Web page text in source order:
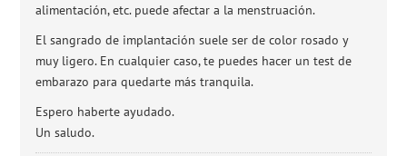
alimentación, etc. puede afectar a la menstruación.
El sangrado de implantación suele ser de color rosado y
muy ligero. En cualquier caso, te puedes hacer un test de
embarazo para quedarte más tranquila.
Espero haberte ayudado.
Un saludo.